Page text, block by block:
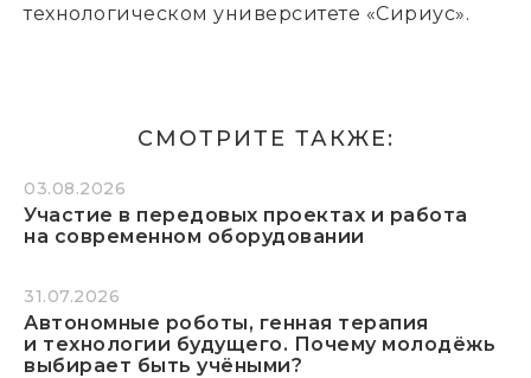
технологическом университете «Сириус».
СМОТРИТЕ ТАКЖЕ:
03.08.2026
Участие в передовых проектах и работа
на современном оборудовании
31.07.2026
Автономные роботы, генная терапия
и технологии будущего. Почему молодёжь
выбирает быть учёными?